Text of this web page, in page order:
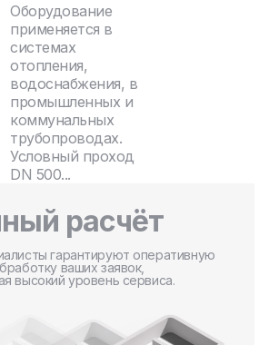
Оборудование
применяется в
системах
отопления,
водоснабжения, в
промышленных и
коммунальных
трубопроводах.
Условный проход
DN 500...
расчёт
гарантируют оперативную
ваших заявок,
высокий уровень сервиса.